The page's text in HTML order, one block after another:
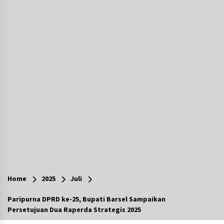
Program Pelatihan Operator Alat Berat GTO
HUT ke-51, Indocement Perkuat Inovasi dan
Keberlanjutan Masa Depan Lebih Hijau
Home 2025 Juli
Paripurna DPRD ke-25, Bupati Barsel Sampaikan
Persetujuan Dua Raperda Strategis 2025